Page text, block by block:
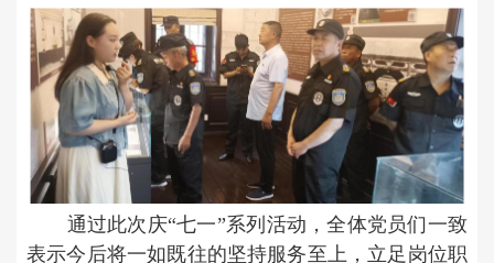
通过此次庆“七一”系列活动，全体党员们一致
表示今后将一如既往的坚持服务至上，立足岗位职